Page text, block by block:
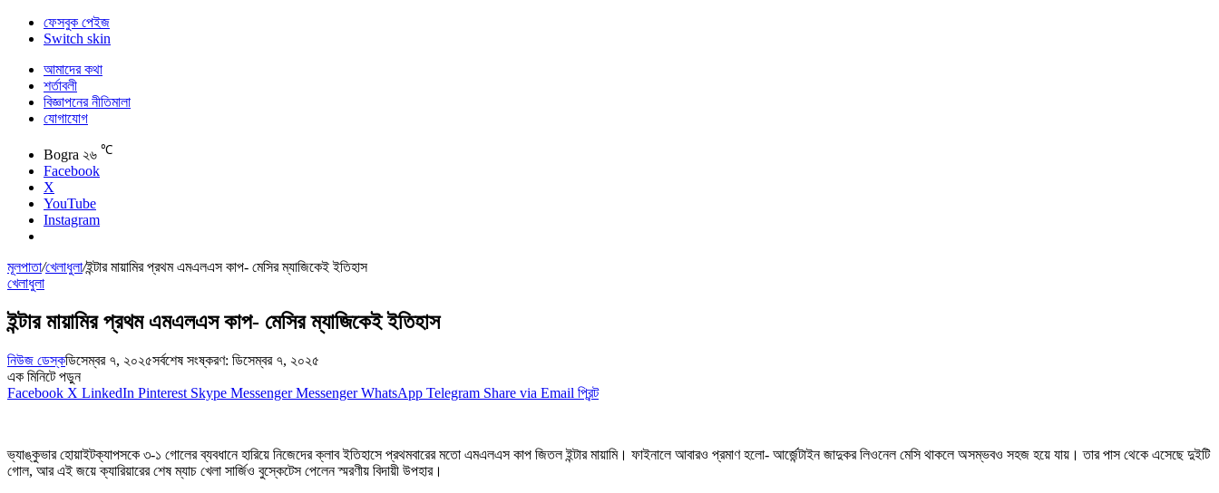
ফেসবুক পেইজ
Switch skin
আমাদের কথা
শর্তাবলী
বিজ্ঞাপনের নীতিমালা
যোগাযোগ
Bogra ২৬ ℃
Facebook
X
YouTube
Instagram
মূলপাতা/খেলাধুলা/ইন্টার মায়ামির প্রথম এমএলএস কাপ- মেসির ম্যাজিকেই ইতিহাস
খেলাধুলা
ইন্টার মায়ামির প্রথম এমএলএস কাপ- মেসির ম্যাজিকেই ইতিহাস
নিউজ ডেস্কডিসেম্বর ৭, ২০২৫সর্বশেষ সংষ্করণ: ডিসেম্বর ৭, ২০২৫
এক মিনিটে পড়ুন
Facebook X LinkedIn Pinterest Skype Messenger Messenger WhatsApp Telegram Share via Email প্রিন্ট
ভ্যাঙ্কুভার হোয়াইটক্যাপসকে ৩-১ গোলের ব্যবধানে হারিয়ে নিজেদের ক্লাব ইতিহাসে প্রথমবারের মতো এমএলএস কাপ জিতল ইন্টার মায়ামি। ফাইনালে আবারও প্রমাণ হলো- আর্জেন্টাইন জাদুকর লিওনেল মেসি থাকলে অসম্ভবও সহজ হয়ে যায়। তার পাস থেকে এসেছে দুইটি
গোল, আর এই জয়ে ক্যারিয়ারের শেষ ম্যাচ খেলা সার্জিও বুস্কেটেস পেলেন স্মরণীয় বিদায়ী উপহার।